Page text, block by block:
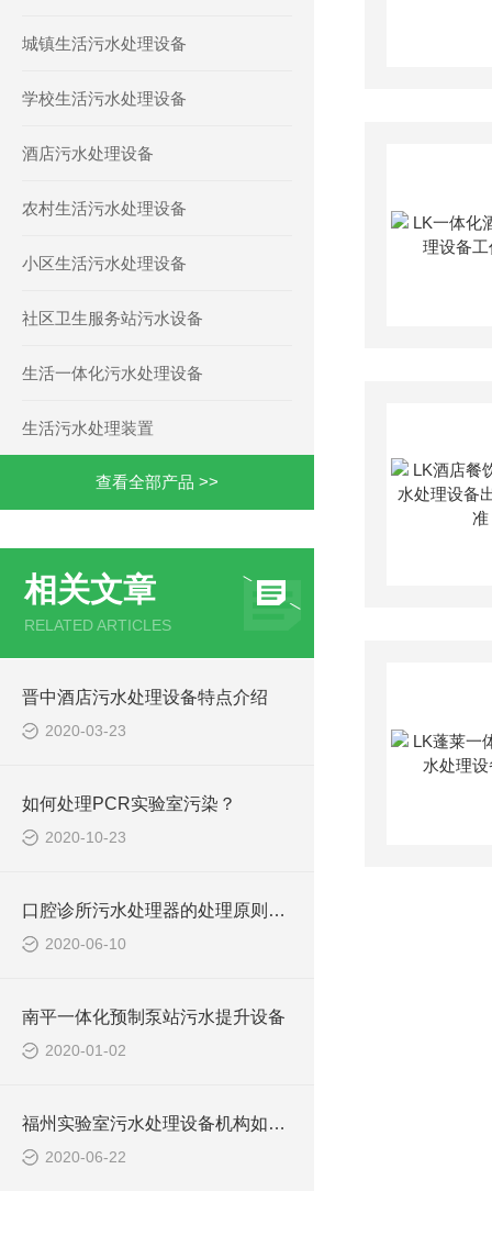
城镇生活污水处理设备
学校生活污水处理设备
酒店污水处理设备
农村生活污水处理设备
小区生活污水处理设备
社区卫生服务站污水设备
生活一体化污水处理设备
生活污水处理装置
查看全部产品 >>
相关文章
RELATED ARTICLES
晋中酒店污水处理设备特点介绍
2020-03-23
如何处理PCR实验室污染？
2020-10-23
口腔诊所污水处理器的处理原则，学会了吗？
2020-06-10
南平一体化预制泵站污水提升设备
2020-01-02
福州实验室污水处理设备机构如何使用
2020-06-22